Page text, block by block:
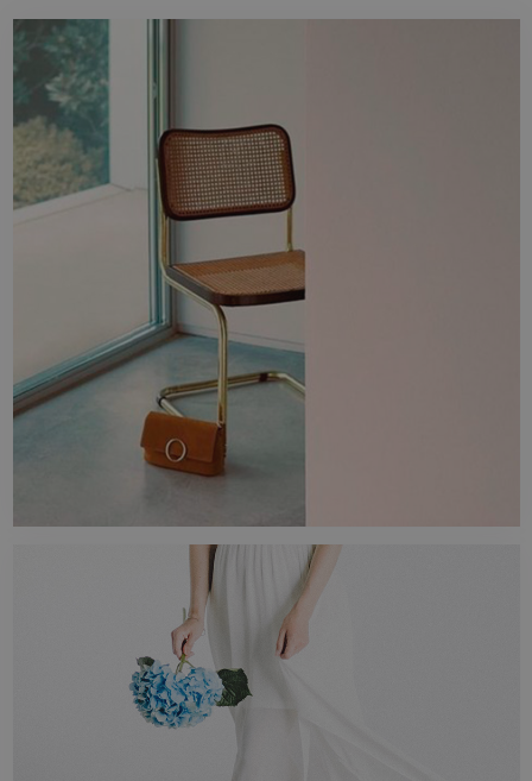
ENVIRONNEMENT
L'environnement qui vous accompagne.
Salles de bains, cuisines, salons, extérieurs...
faites de la pièce que vous imaginez une
réalité.